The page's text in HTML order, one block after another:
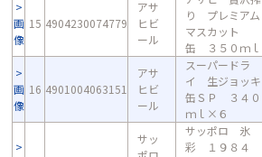
画
像
15 4904230074779
アサ
ヒビ
ール
り プレミアム
マスカット
缶 ３５０ｍｌ
画
像
16 4901004063151
アサ
ヒビ
ール
スーパードラ
イ 生ジョッキ
缶ＳＰ ３４０
ｍｌ×６
サッ
サッポロ 氷
彩 １９８４